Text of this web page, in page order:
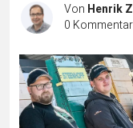
Von Henrik
0